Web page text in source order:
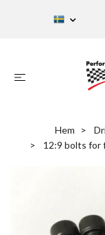
Hem
12:9 bolts for